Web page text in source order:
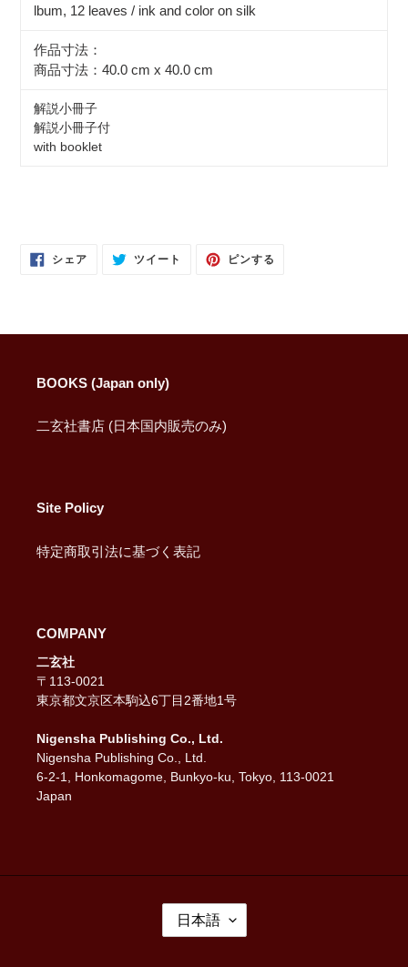
lbum, 12 leaves / ink and color on silk
作品寸法：
商品寸法：40.0 cm x 40.0 cm
解説小冊子
解説小冊子付
with booklet
シェアFACEBOOKツイート
TWITTERピンする
BOOKS (Japan only)
二玄社書店 (日本国内販売のみ)
Site Policy
特定商取引法に基づく表記
COMPANY
二玄社
〒113-0021
東京都文京区本駒込6丁目2番地1号
Nigensha Publishing Co., Ltd.
Nigensha Publishing Co., Ltd.
6-2-1, Honkomagome, Bunkyo-ku, Tokyo, 113-0021
Japan
言
語
日本語